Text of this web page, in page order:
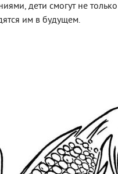
дети смогут не
им в будущем.